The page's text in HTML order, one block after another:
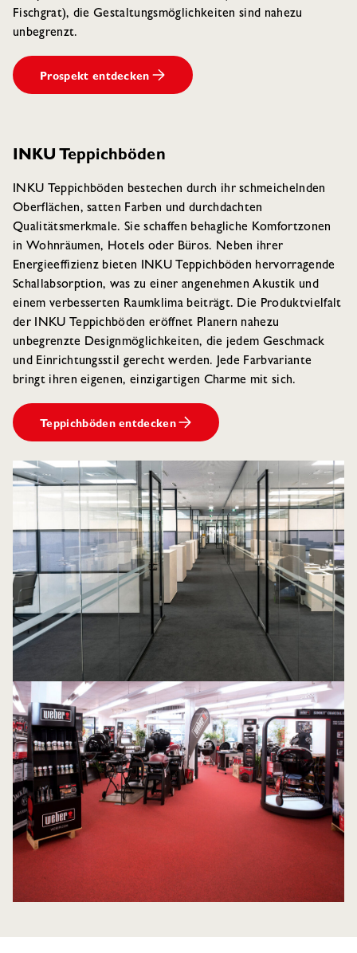
Fischgrat), die Gestaltungsmöglichkeiten sind nahezu
unbegrenzt.
Prospekt entdecken
INKU Teppichböden
INKU Teppichböden bestechen durch ihr schmeichelnden
Oberflächen, satten Farben und durchdachten
Qualitätsmerkmale. Sie schaffen behagliche Komfortzonen
in Wohnräumen, Hotels oder Büros. Neben ihrer
Energieeffizienz bieten INKU Teppichböden hervorragende
Schallabsorption, was zu einer angenehmen Akustik und
einem verbesserten Raumklima beiträgt. Die Produktvielfalt
der INKU Teppichböden eröffnet Planern nahezu
unbegrenzte Designmöglichkeiten, die jedem Geschmack
und Einrichtungsstil gerecht werden. Jede Farbvariante
bringt ihren eigenen, einzigartigen Charme mit sich.
Teppichböden entdecken